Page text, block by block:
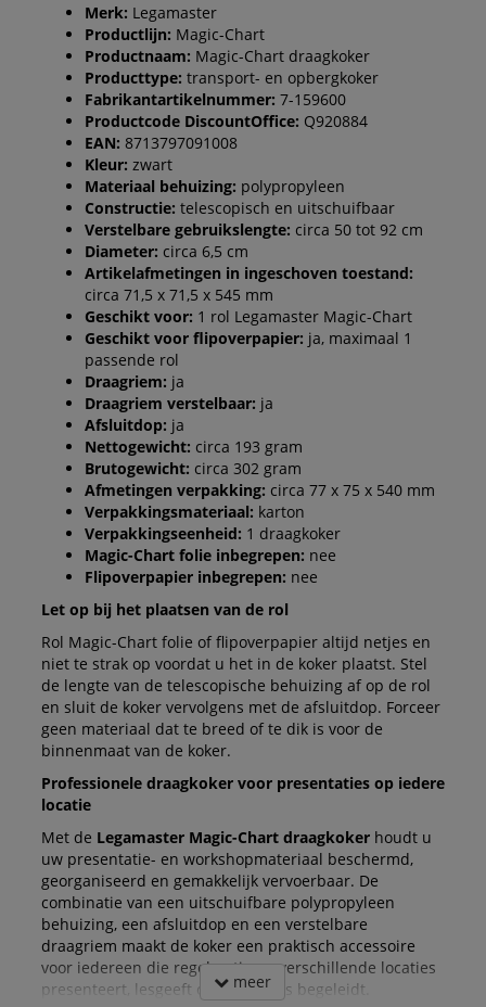
Merk: Legamaster
Productlijn: Magic-Chart
Productnaam: Magic-Chart draagkoker
Producttype: transport- en opbergkoker
Fabrikantartikelnummer: 7-159600
Productcode DiscountOffice: Q920884
EAN: 8713797091008
Kleur: zwart
Materiaal behuizing: polypropyleen
Constructie: telescopisch en uitschuifbaar
Verstelbare gebruikslengte: circa 50 tot 92 cm
Diameter: circa 6,5 cm
Artikelafmetingen in ingeschoven toestand:
circa 71,5 x 71,5 x 545 mm
Geschikt voor: 1 rol Legamaster Magic-Chart
Geschikt voor flipoverpapier: ja, maximaal 1
passende rol
Draagriem: ja
Draagriem verstelbaar: ja
Afsluitdop: ja
Nettogewicht: circa 193 gram
Brutogewicht: circa 302 gram
Afmetingen verpakking: circa 77 x 75 x 540 mm
Verpakkingsmateriaal: karton
Verpakkingseenheid: 1 draagkoker
Magic-Chart folie inbegrepen: nee
Flipoverpapier inbegrepen: nee
Let op bij het plaatsen van de rol
Rol Magic-Chart folie of flipoverpapier altijd netjes en
niet te strak op voordat u het in de koker plaatst. Stel
de lengte van de telescopische behuizing af op de rol
en sluit de koker vervolgens met de afsluitdop. Forceer
geen materiaal dat te breed of te dik is voor de
binnenmaat van de koker.
Professionele draagkoker voor presentaties op iedere
locatie
Met de Legamaster Magic-Chart draagkokerhoudt u
uw presentatie- en workshopmateriaal beschermd,
georganiseerd en gemakkelijk vervoerbaar. De
combinatie van een uitschuifbare polypropyleen
behuizing, een afsluitdop en een verstelbare
draagriem maakt de koker een praktisch accessoire
voor iedereen die regelmatig op verschillende locaties
presenteert, lesgeeft of workshops begeleidt.
meer